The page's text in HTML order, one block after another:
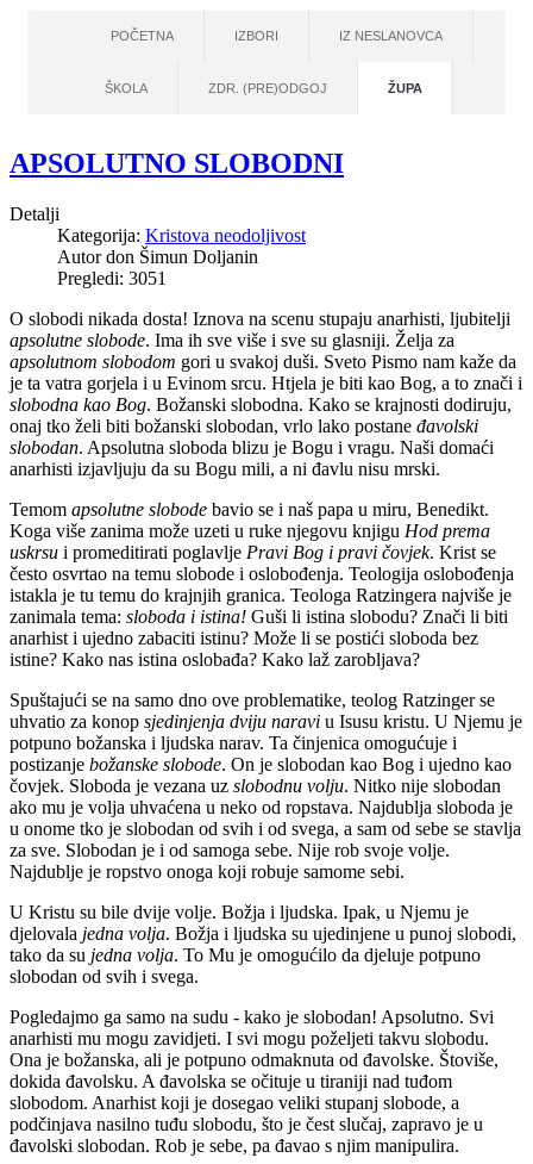
POČETNA IZBORI IZ NESLANOVCA
ŠKOLA ZDR. (PRE)ODGOJ ŽUPA
APSOLUTNO SLOBODNI
Detalji
Kategorija: Kristova neodoljivost
Autordon Šimun Doljanin
Pregledi: 3051
O slobodi nikada dosta! Iznova na scenu stupaju anarhisti, ljubitelji
apsolutne slobode. Ima ih sve više i sve su glasniji. Želja za
apsolutnom slobodom gori u svakoj duši. Sveto Pismo nam kaže da
je ta vatra gorjela i u Evinom srcu. Htjela je biti kao Bog, a to znači i
slobodna kao Bog. Božanski slobodna. Kako se krajnosti dodiruju,
onaj tko želi biti božanski slobodan, vrlo lako postane đavolski
slobodan. Apsolutna sloboda blizu je Bogu i vragu. Naši domaći
anarhisti izjavljuju da su Bogu mili, a ni đavlu nisu mrski.
Temom apsolutne slobode bavio se i naš papa u miru, Benedikt.
Koga više zanima može uzeti u ruke njegovu knjigu Hod prema
uskrsu i promeditirati poglavlje Pravi Bog i pravi čovjek. Krist se
često osvrtao na temu slobode i oslobođenja. Teologija oslobođenja
istakla je tu temu do krajnjih granica. Teologa Ratzingera najviše je
zanimala tema: sloboda i istina! Guši li istina slobodu? Znači li biti
anarhist i ujedno zabaciti istinu? Može li se postići sloboda bez
istine? Kako nas istina oslobađa? Kako laž zarobljava?
Spuštajući se na samo dno ove problematike, teolog Ratzinger se
uhvatio za konop sjedinjenja dviju naravi u Isusu kristu. U Njemu je
potpuno božanska i ljudska narav. Ta činjenica omogućuje i
postizanje božanske slobode. On je slobodan kao Bog i ujedno kao
čovjek. Sloboda je vezana uz slobodnu volju. Nitko nije slobodan
ako mu je volja uhvaćena u neko od ropstava. Najdublja sloboda je
u onome tko je slobodan od svih i od svega, a sam od sebe se stavlja
za sve. Slobodan je i od samoga sebe. Nije rob svoje volje.
Najdublje je ropstvo onoga koji robuje samome sebi.
U Kristu su bile dvije volje. Božja i ljudska. Ipak, u Njemu je
djelovala jedna volja. Božja i ljudska su ujedinjene u punoj slobodi,
tako da su jedna volja. To Mu je omogućilo da djeluje potpuno
slobodan od svih i svega.
Pogledajmo ga samo na sudu - kako je slobodan! Apsolutno. Svi
anarhisti mu mogu zavidjeti. I svi mogu poželjeti takvu slobodu.
Ona je božanska, ali je potpuno odmaknuta od đavolske. Štoviše,
dokida đavolsku. A đavolska se očituje u tiraniji nad tuđom
slobodom. Anarhist koji je dosegao veliki stupanj slobode, a
podčinjava nasilno tuđu slobodu, što je čest slučaj, zapravo je u
đavolski slobodan. Rob je sebe, pa đavao s njim manipulira.